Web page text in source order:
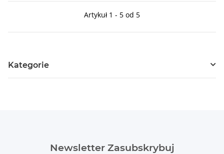
Artykuł 1 - 5 od 5
Kategorie
Newsletter Zasubskrybuj